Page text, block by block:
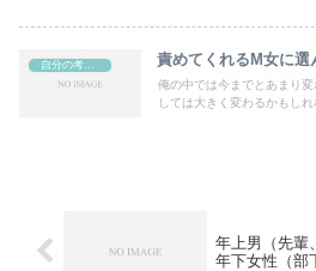
責めてくれるM女に選
俺の中では今までとあまり
しては大きく変わるかもしれ
年上男（先輩
年下女性（部